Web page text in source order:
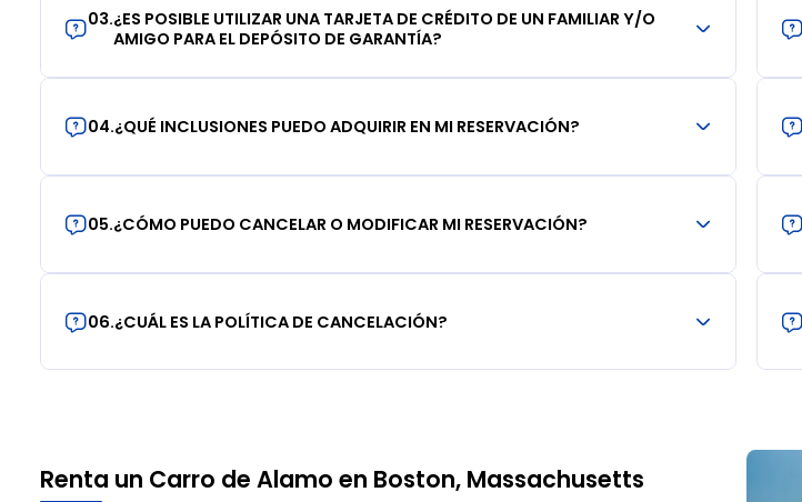
03.¿ES POSIBLE UTILIZAR UNA TARJETA DE CRÉDITO DE UN FAMILIAR Y/O
AMIGO PARA EL DEPÓSITO DE GARANTÍA?
04.¿QUÉ INCLUSIONES PUEDO ADQUIRIR EN MI RESERVACIÓN?
05.¿CÓMO PUEDO CANCELAR O MODIFICAR MI RESERVACIÓN?
06.¿CUÁL ES LA POLÍTICA DE CANCELACIÓN?
Renta un Carro de Alamo en Boston, Massachusetts